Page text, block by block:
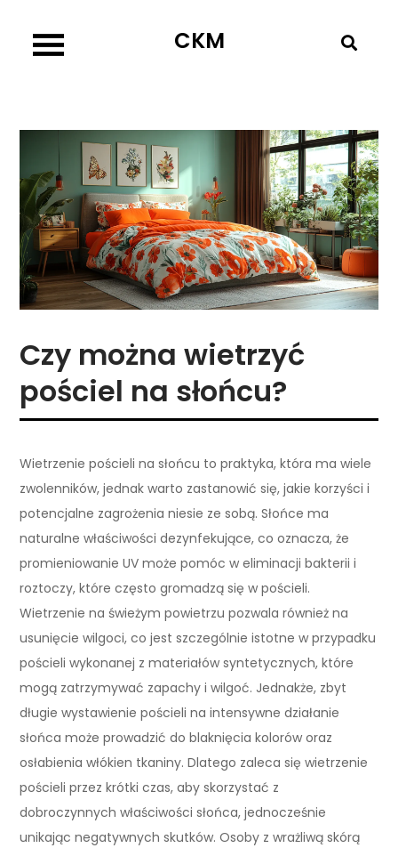
content
CKM
Czy można wietrzyć
pościel na słońcu?
Wietrzenie pościeli na słońcu to praktyka, która ma wiele
zwolenników, jednak warto zastanowić się, jakie korzyści i
potencjalne zagrożenia niesie ze sobą. Słońce ma
naturalne właściwości dezynfekujące, co oznacza, że
promieniowanie UV może pomóc w eliminacji bakterii i
roztoczy, które często gromadzą się w pościeli.
Wietrzenie na świeżym powietrzu pozwala również na
usunięcie wilgoci, co jest szczególnie istotne w przypadku
pościeli wykonanej z materiałów syntetycznych, które
mogą zatrzymywać zapachy i wilgoć. Jednakże, zbyt
długie wystawienie pościeli na intensywne działanie
słońca może prowadzić do blaknięcia kolorów oraz
osłabienia włókien tkaniny. Dlatego zaleca się wietrzenie
pościeli przez krótki czas, aby skorzystać z
dobroczynnych właściwości słońca, jednocześnie
unikając negatywnych skutków. Osoby z wrażliwą skórą